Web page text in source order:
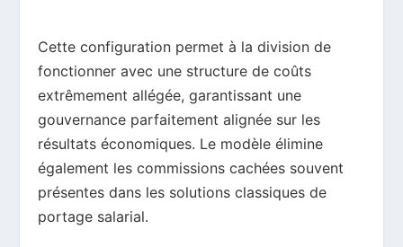
Cette configuration permet à la division de
fonctionner avec une structure de coûts
extrêmement allégée, garantissant une
gouvernance parfaitement alignée sur les
résultats économiques. Le modèle élimine
également les commissions cachées souvent
présentes dans les solutions classiques de
portage salarial.